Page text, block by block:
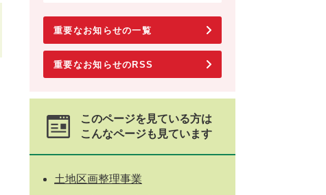
重要なお知らせの一覧
重要なお知らせのRSS
このページを見ている方は
こんなページも見ています
土地区画整理事業